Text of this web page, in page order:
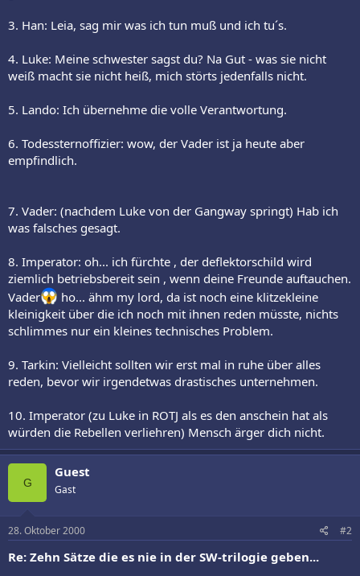
3. Han: Leia, sag mir was ich tun muß und ich tu´s.
4. Luke: Meine schwester sagst du? Na Gut - was sie nicht
weiß macht sie nicht heiß, mich störts jedenfalls nicht.
5. Lando: Ich übernehme die volle Verantwortung.
6. Todessternoffizier: wow, der Vader ist ja heute aber
empfindlich.
7. Vader: (nachdem Luke von der Gangway springt) Hab ich
was falsches gesagt.
8. Imperator: oh... ich fürchte , der deflektorschild wird
ziemlich betriebsbereit sein , wenn deine Freunde auftauchen.
Vader
ho... ähm my lord, da ist noch eine klitzekleine
kleinigkeit über die ich noch mit ihnen reden müsste, nichts
schlimmes nur ein kleines technisches Problem.
9. Tarkin: Vielleicht sollten wir erst mal in ruhe über alles
reden, bevor wir irgendetwas drastisches unternehmen.
10. Imperator (zu Luke in ROTJ als es den anschein hat als
würden die Rebellen verliehren) Mensch ärger dich nicht.
G
Guest
Gast
28. Oktober 2000 #2
Re: Zehn Sätze die es nie in der SW-trilogie geben...